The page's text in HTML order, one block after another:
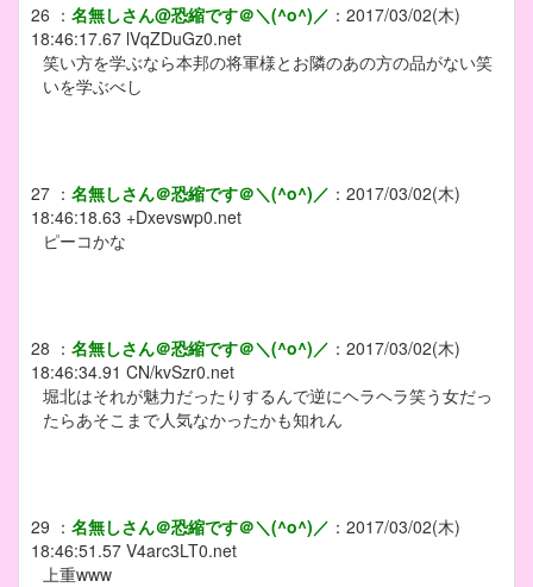
26 ： 名無しさん@恐縮です＠＼(^o^)／ ： 2017/03/02(木)
18:46:17.67 lVqZDuGz0.net
笑い方を学ぶなら本邦の将軍様とお隣のあの方の品がない笑
いを学ぶべし
27 ： 名無しさん＠恐縮です＠＼(^o^)／ ： 2017/03/02(木)
18:46:18.63 +Dxevswp0.net
ピーコかな
28 ： 名無しさん＠恐縮です＠＼(^o^)／ ： 2017/03/02(木)
18:46:34.91 CN/kvSzr0.net
堀北はそれが魅力だったりするんで逆にヘラヘラ笑う女だっ
たらあそこまで人気なかったかも知れん
29 ： 名無しさん＠恐縮です＠＼(^o^)／ ： 2017/03/02(木)
18:46:51.57 V4arc3LT0.net
上重www